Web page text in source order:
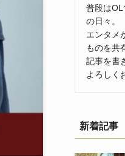
普段は
の日々。
エンタメ
ものを共
記事を書
よろしく
新着記事